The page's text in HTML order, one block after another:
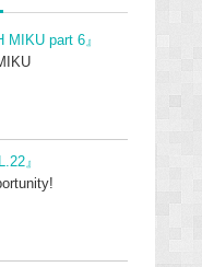
MIKU part 6』
』